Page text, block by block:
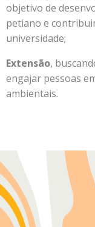
objetivo de
petiano e
universidade;
Extensão,
engajar pessoas
ambientais.